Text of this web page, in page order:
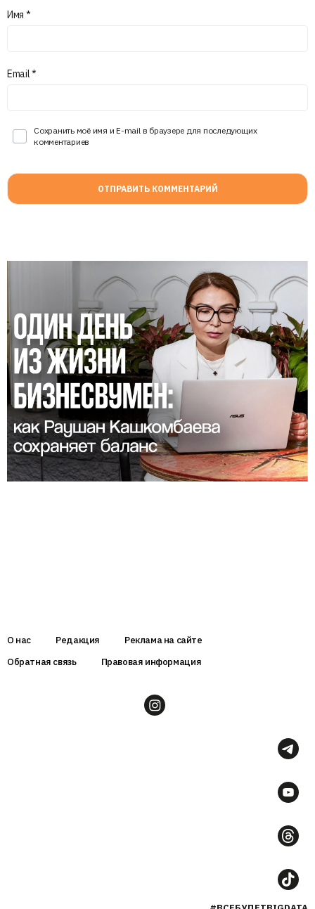
Имя *
Email*
Сохранить моё имя и E-mail в браузере для последующих
комментариев
О нас Редакция
Реклама на сайте
Обратная связь
Правовая информация